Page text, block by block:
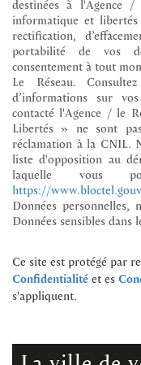
destinées à l'Agence
informatique et libertés
rectification,
portabilité de vos
consentement à tout
Le Réseau.
d’informations sur
contacté l'Agence / le
Libertés » ne sont
réclamation à la CNIL.
liste d'opposition au
laquelle vous
https://
Données
Données sensibles dans
Ce site est protégé par
Confidentialitéet es
s'appliquent.